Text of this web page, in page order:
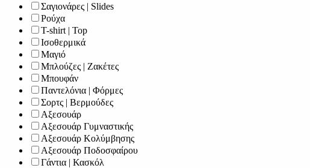
Σαγιονάρες | Slides
Ρούχα
T-shirt | Top
Ισοθερμικά
Μαγιό
Μπλούζες | Ζακέτες
Μπουφάν
Παντελόνια | Φόρμες
Σορτς | Βερμούδες
Αξεσουάρ
Αξεσουάρ Γυμναστικής
Αξεσουάρ Κολύμβησης
Αξεσουάρ Ποδοσφαίρου
Γάντια | Κασκόλ